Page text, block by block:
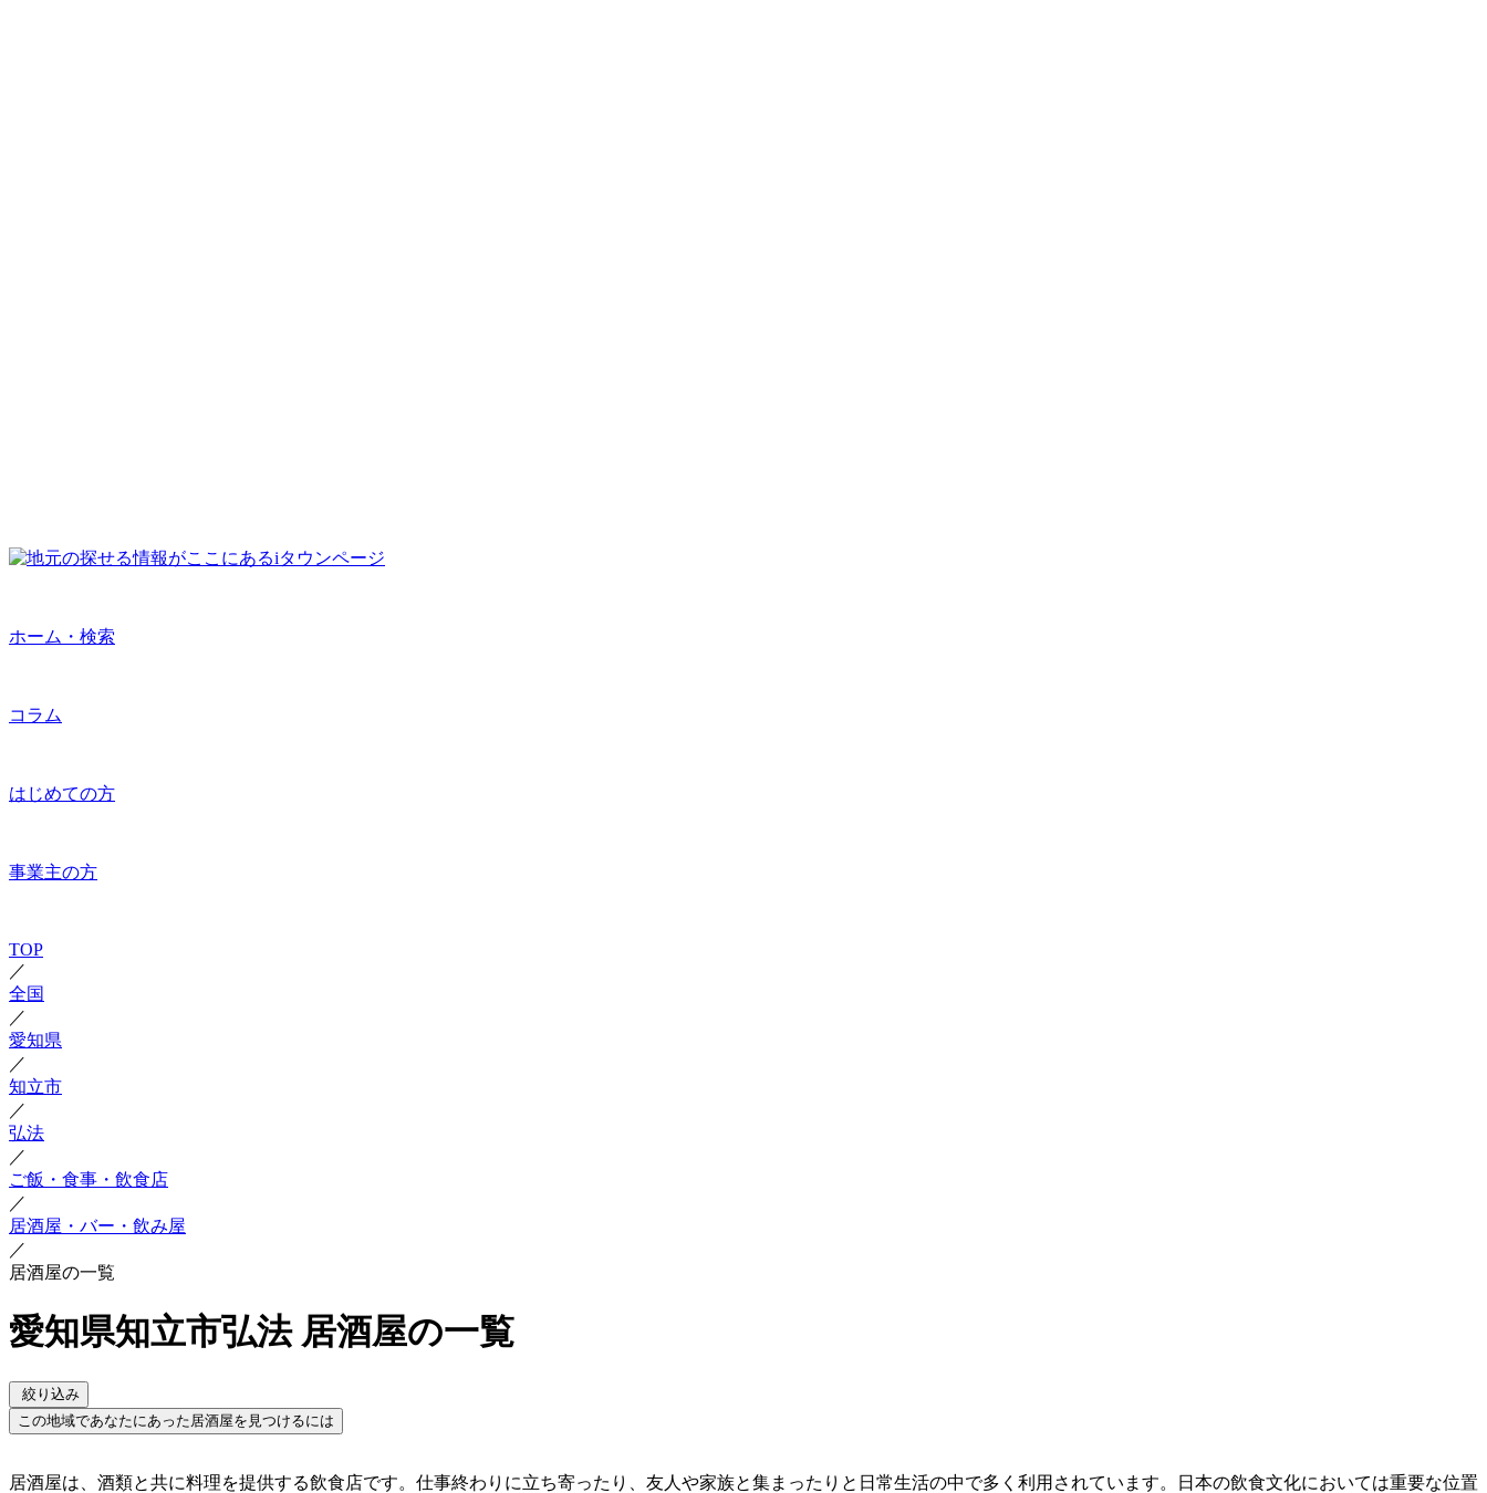
ホーム・検索
コラム
はじめての方
事業主の方
TOP
／
全国
／
愛知県
／
知立市
／
弘法
／
ご飯・食事・飲食店
／
居酒屋・バー・飲み屋
／
居酒屋の一覧
愛知県知立市弘法 居酒屋の一覧
絞り込み
この地域であなたにあった居酒屋を見つけるには
居酒屋は、酒類と共に料理を提供する飲食店です。仕事終わりに立ち寄ったり、友人や家族と集まったりと日常生活の中で多く利用されています。日本の飲食文化においては重要な位置